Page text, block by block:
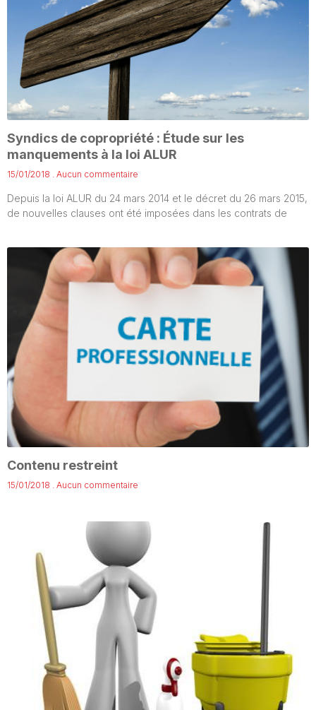
Syndics de copropriété : Étude sur les
manquements à la loi ALUR
15/01/2018 Aucun commentaire
Depuis la loi ALUR du 24 mars 2014 et le décret du 26 mars 2015,
de nouvelles clauses ont été imposées dans les contrats de
Contenu restreint
15/01/2018 Aucun commentaire